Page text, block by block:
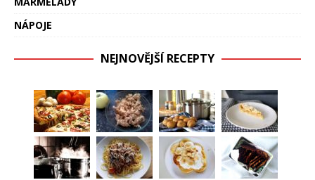
NÁPOJE
NEJNOVĚJŠÍ RECEPTY